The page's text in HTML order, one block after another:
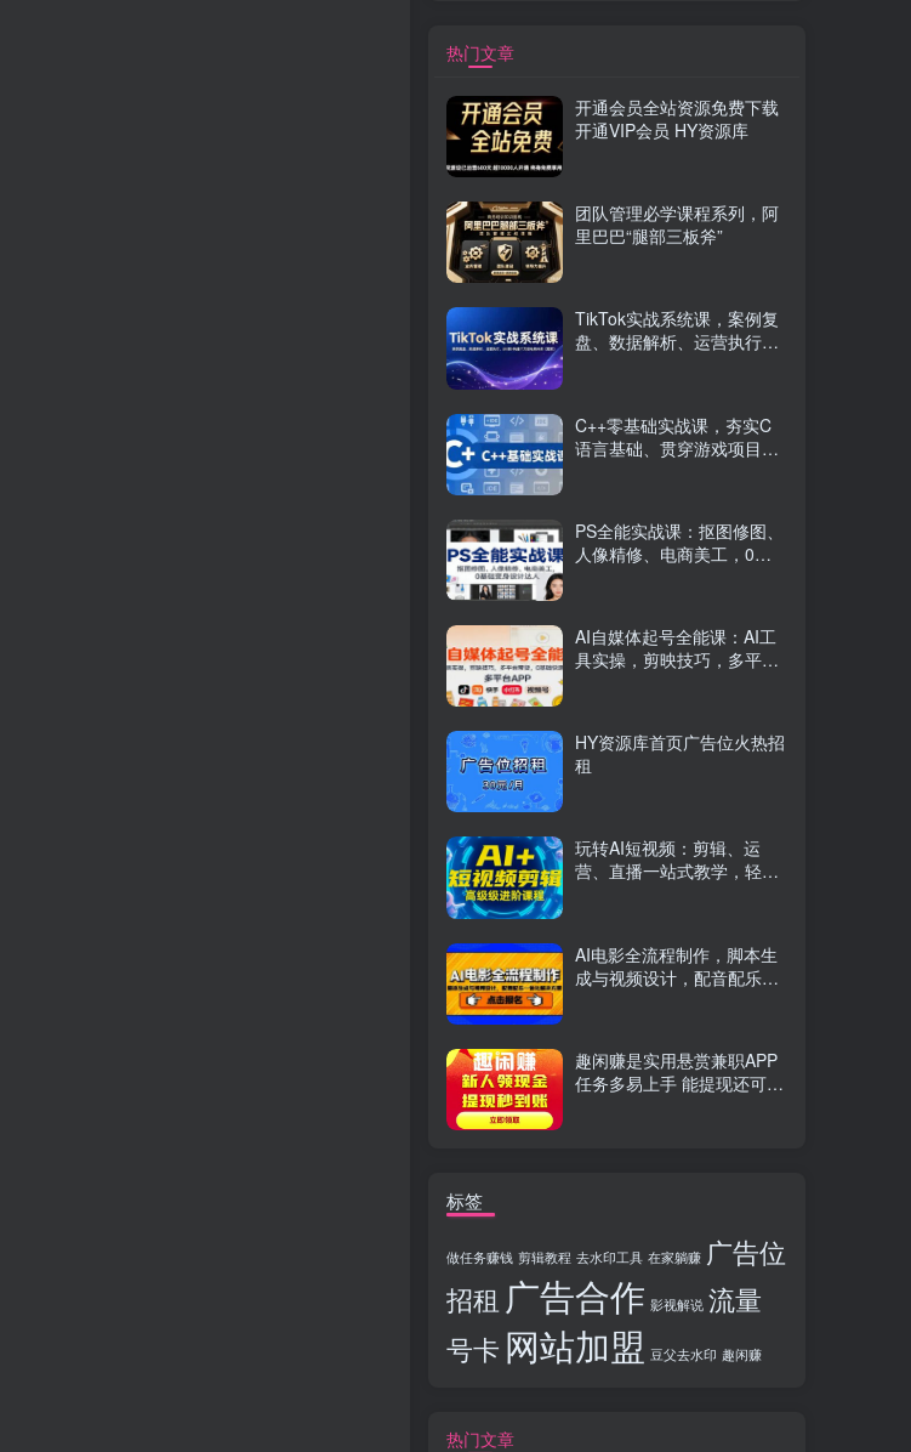
热门文章
开通会员全站资源免费下载
开通VIP会员 HY资源库
团队管理必学课程系列，阿
里巴巴“腿部三板斧”
TikTok实战系统课，案例复
盘、数据解析、运营执行，
C++零基础实战课，夯实C
语言基础、贯穿游戏项目、
PS全能实战课：抠图修图、
人像精修、电商美工，0基
AI自媒体起号全能课：AI工
具实操，剪映技巧，多平台
HY资源库首页广告位火热招
租
玩转AI短视频：剪辑、运
营、直播一站式教学，轻松
AI电影全流程制作，脚本生
成与视频设计，配音配乐一
趣闲赚是实用悬赏兼职APP
任务多易上手 能提现还可邀
标签
做任务赚钱 剪辑教程 去水印工具 在家躺赚 广告位
招租 广告合作 影视解说 流量
号卡 网站加盟 豆父去水印 趣闲赚
热门文章